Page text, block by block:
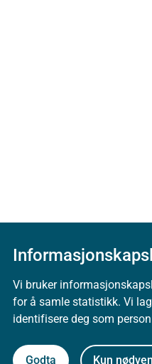
Vi bruker
for å samle statistikk. Vi
identifisere deg som
Godta Kun